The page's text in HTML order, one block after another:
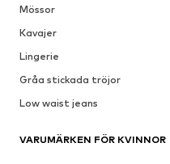
Mössor
Kavajer
Lingerie
Gråa stickada tröjor
Low waist jeans
VARUMÄRKEN FÖR KVINNOR